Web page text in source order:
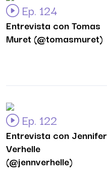
Ep. 124
Entrevista con Tomas
Muret (@tomasmuret)
Ep. 122
Entrevista con Jennifer
Verhelle
(@jennverhelle)